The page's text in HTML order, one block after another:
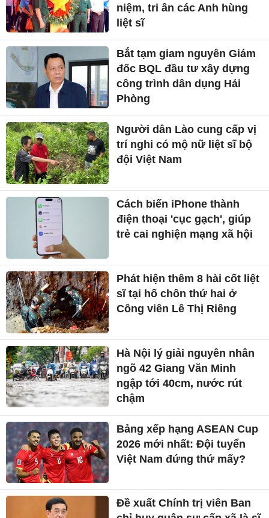
niệm, tri ân các Anh hùng
liệt sĩ
Bắt tạm giam nguyên Giám
đốc BQL đầu tư xây dựng
công trình dân dụng Hải
Phòng
Người dân Lào cung cấp vị
trí nghi có mộ nữ liệt sĩ bộ
đội Việt Nam
Cách biến iPhone thành
điện thoại 'cục gạch', giúp
trẻ cai nghiện mạng xã hội
Phát hiện thêm 8 hài cốt liệt
sĩ tại hố chôn thứ hai ở
Công viên Lê Thị Riêng
Hà Nội lý giải nguyên nhân
ngõ 42 Giang Văn Minh
ngập tới 40cm, nước rút
chậm
Bảng xếp hạng ASEAN Cup
2026 mới nhất: Đội tuyển
Việt Nam đứng thứ mấy?
Đề xuất Chính trị viên Ban